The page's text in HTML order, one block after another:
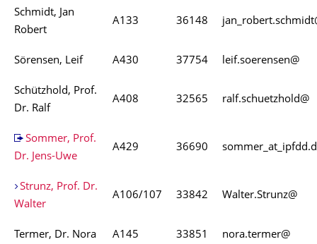
Schmidt, Jan
Robert
A133 36148
Sörensen, Leif A430 37754 leif.soerensen@
Schützhold, Prof.
Dr. Ralf
A408 32565 ralf.schuetzhold@
Sommer, Prof.
Dr. Jens-Uwe
A429 36690
Strunz, Prof. Dr.
Walter
A106/107 33842 Walter.Strunz@
Termer, Dr. Nora A145 33851 nora.termer@